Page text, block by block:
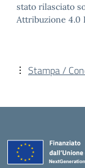
stato rilasciato
Attribuzione 4.0
Stampa /